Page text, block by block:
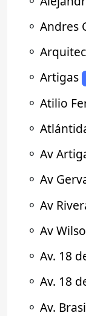
⚬ Andres
⚬
⚬ Artigas
⚬ Atilio
⚬
⚬ Av
⚬ Av
⚬ Av
⚬ Av
⚬ Av. 18
⚬ Av. 18
⚬ Av.